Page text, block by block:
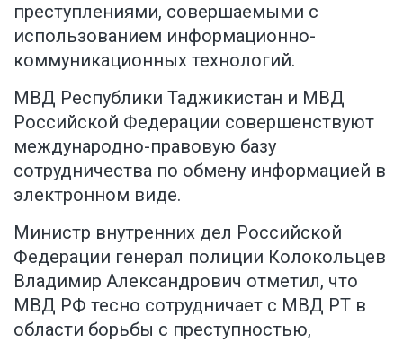
преступлениями, совершаемыми с
использованием информационно-
коммуникационных технологий.
МВД Республики Таджикистан и МВД
Российской Федерации совершенствуют
международно-правовую базу
сотрудничества по обмену информацией в
электронном виде.
Министр внутренних дел Российской
Федерации генерал полиции Колокольцев
Владимир Александрович отметил, что
МВД РФ тесно сотрудничает с МВД РТ в
области борьбы с преступностью,